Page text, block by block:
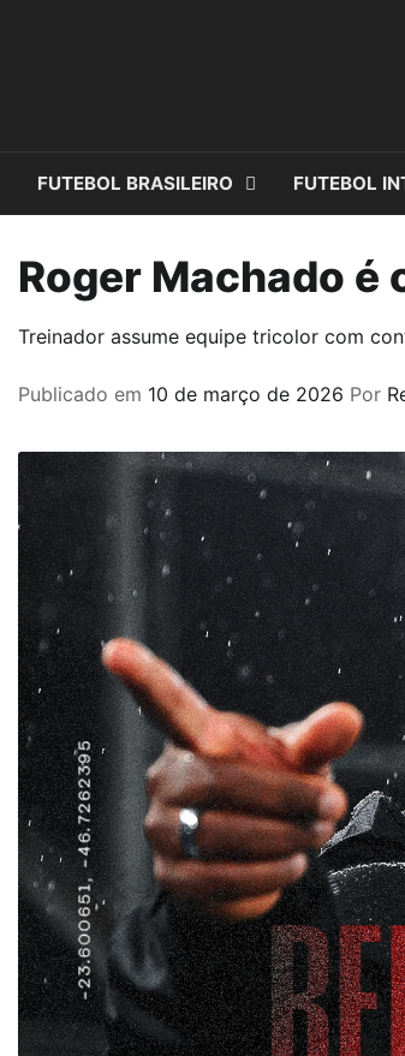
FUTEBOL BRASILEIRO FUTEBOL
Roger Machado é
Treinador assume equipe tricolor com
Publicado em 10 de março de 2026 Por